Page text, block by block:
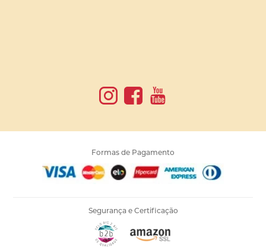
Formas de Pagamento
Segurança e Certificação